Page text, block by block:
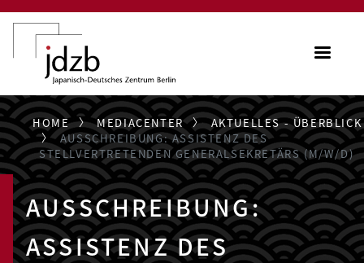
Direkt zum Inhalt
HOME MEDIACENTER
AKTUELLES - ÜBERBLICK
AUSSCHREIBUNG: ASSISTENZ DES
STELLVERTRETENDEN GENERALSEKRETÄRS (M/W/D)
AUSSCHREIBUNG:
ASSISTENZ DES